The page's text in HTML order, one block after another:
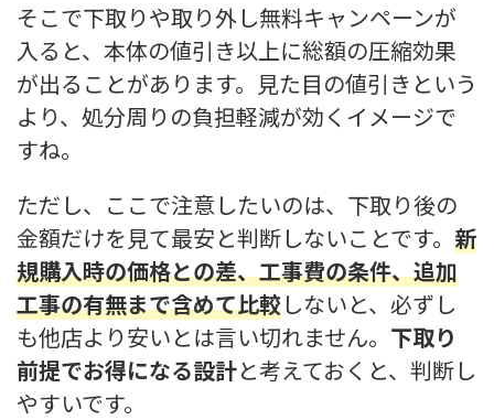
そこで下取りや取り外し無料キャンペーンが
入ると、本体の値引き以上に総額の圧縮効果
が出ることがあります。見た目の値引きという
より、処分周りの負担軽減が効くイメージで
すね。
ただし、ここで注意したいのは、下取り後の
金額だけを見て最安と判断しないことです。 新
規購入時の価格との差、工事費の条件、追加
工事の有無まで含めて比較しないと、必ずし
も他店より安いとは言い切れません。 下取り
前提でお得になる設計と考えておくと、判断し
やすいです。